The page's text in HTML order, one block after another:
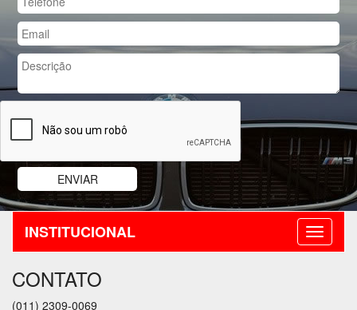
INSTITUCIONAL
CONTATO
(011) 2309-0069